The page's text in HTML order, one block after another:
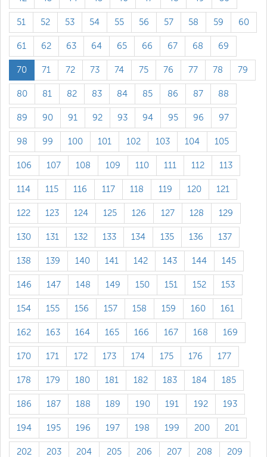
51 52 53 54 55 56 57 58 59 60
61 62 63 64 65 66 67 68 69
70 71 72 73 74 75 76 77 78 79
80 81 82 83 84 85 86 87 88
89 90 91 92 93 94 95 96 97
98 99 100 101 102 103 104 105
106 107 108 109 110 111 112 113
114 115 116 117 118 119 120 121
122 123 124 125 126 127 128 129
130 131 132 133 134 135 136 137
138 139 140 141 142 143 144 145
146 147 148 149 150 151 152 153
154 155 156 157 158 159 160 161
162 163 164 165 166 167 168 169
170 171 172 173 174 175 176 177
178 179 180 181 182 183 184 185
186 187 188 189 190 191 192 193
194 195 196 197 198 199 200 201
202 203 204 205 206 207 208 209